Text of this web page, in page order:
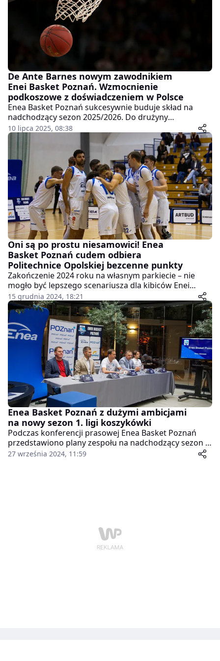
De Ante Barnes nowym zawodnikiem
Enei Basket Poznań. Wzmocnienie
podkoszowe z doświadczeniem w Polsce
Enea Basket Poznań sukcesywnie buduje skład na
nadchodzący sezon 2025/2026. Do drużyny
prowadzonej przez trenera Marcina Klozińskiego
dołączył właśnie nowy silny skrzydłowy, De Ante
Barnes. 27-letni zawodnik, posiadający amerykańskie
korzenie i polski paszport, ma wzmocnić formację
podkoszową poznańskiego zespołu i dodać drużynie
wszechstronności w grze po obu stronach parkietu.
10 lipca 2025, 08:38
Oni są po prostu niesamowici! Enea
Basket Poznań cudem odbiera
Politechnice Opolskiej bezcenne punkty
Zakończenie 2024 roku na własnym parkiecie – nie
mogło być lepszego scenariusza dla kibiców Enei
Basket Poznań. Spotkanie z Weegree AZS Politechniką
Opolską dostarczyło emocji na najwyższym poziomie,
a drużyna trenera Przemysława Szurka po raz kolejny
pokazała, że potrafi zwyciężać w dramatycznych
okolicznościach.
15 grudnia 2024, 18:21
Enea Basket Poznań z dużymi ambicjami
na nowy sezon 1. ligi koszykówki
Podczas konferencji prasowej Enea Basket Poznań
przedstawiono plany zespołu na nadchodzący sezon w
rozgrywkach Pekao S.A. 1. Ligi koszykówki mężczyzn.
27 września 2024, 11:59